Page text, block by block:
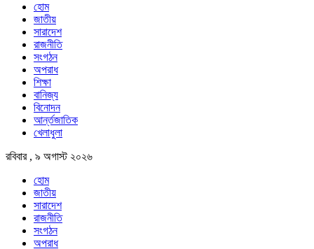
হোম
জাতীয়
সারাদেশ
রাজনীতি
সংগঠন
অপরাধ
শিক্ষা
বানিজ্য
বিনোদন
আর্ন্তজাতিক
খেলাধুলা
রবিবার , ৯ অগাস্ট ২০২৬
হোম
জাতীয়
সারাদেশ
রাজনীতি
সংগঠন
অপরাধ